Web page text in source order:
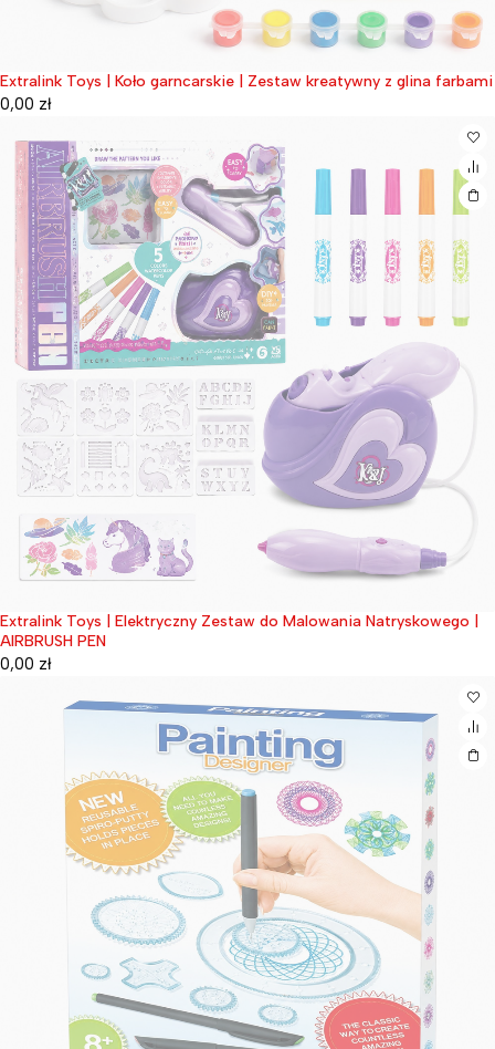
Wyprzedane
Extralink Toys | Koło garncarskie | Zestaw kreatywny z glina farbami
0,00 zł
Wyprzedane
Extralink Toys | Elektryczny Zestaw do Malowania Natryskowego |
AIRBRUSH PEN
0,00 zł